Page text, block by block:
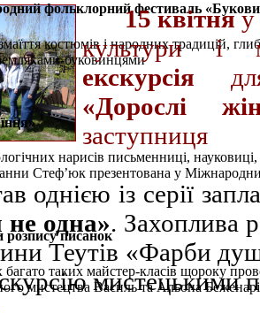
фольклорний фестиваль
костюмів і народних традицій,
буковинцями
нарисів письменниці,
Стеф’юк презентована у
писанок
багато таких майстер-класів щороку
мистецтва Василь та Альона Беженарі
15 квітняу
культури і
екскурсія
«Дорослі
однією із серії
не одна». Захоплива
Теутів «Фарби
мистецькими